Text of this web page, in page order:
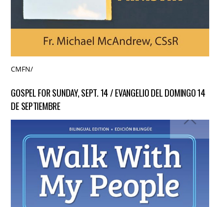
CMFN/
GOSPEL FOR SUNDAY, SEPT. 14 / EVANGELIO DEL DOMINGO 14
DE SEPTIEMBRE